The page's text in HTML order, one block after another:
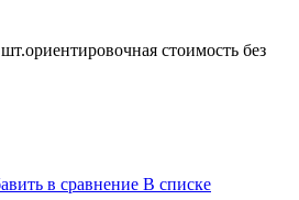
ориентировочная стоимость без
в сравнение В списке